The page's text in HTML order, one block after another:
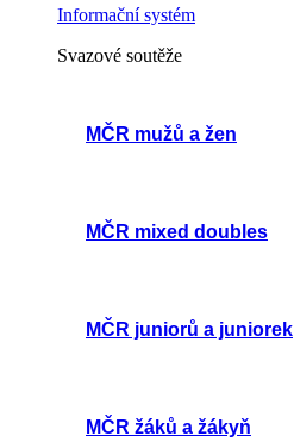
Informační systém
Svazové soutěže
MČR mužů a žen
MČR mixed doubles
MČR juniorů a juniorek
MČR žáků a žákyň